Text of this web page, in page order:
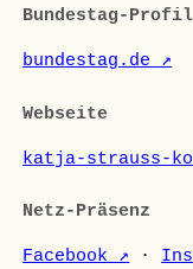
Bundestag-Profil
bundestag.de ↗
Webseite
katja-strauss-
Netz-Präsenz
Facebook ↗ ·